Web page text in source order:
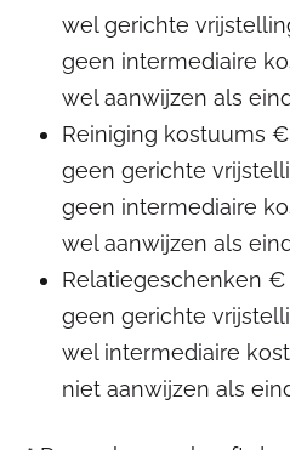
wel gerichte
geen intermediaire
wel aanwijzen als
Reiniging kostuums
geen gerichte
geen intermediaire
wel aanwijzen als
Relatiegeschenken €
geen gerichte
wel intermediaire
niet aanwijzen als